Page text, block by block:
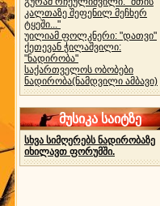
კალთაზე შეფენილ მეჩხერ
ტყეში..."
უილიამ ფოლკნერი: "დათვი"
ქეთევან ჭილაშვილი:
"ნადირობა"
საქართველოს ობობები
ნადირობა(ნამდვილი ამბავი)
მუსიკა საიტზე
სხვა სიმღერებს ნადირობაზე
იხილავთ ფორუმში.